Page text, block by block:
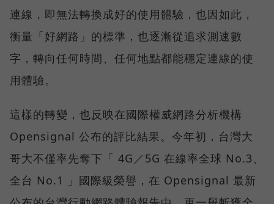
連線，即無法轉換成好的使用體驗，也因如此，
衡量「好網路」的標準，也逐漸從追求測速數
字，轉向任何時間、任何地點都能穩定連線的使
用體驗。
這樣的轉變，也反映在國際權威網路分析機構
Opensignal 公布的評比結果。今年初，台灣大
哥大不僅率先奪下「 4G／5G 在線率全球 No.3、
全台 No.1 」國際級榮譽，在 Opensignal 最新